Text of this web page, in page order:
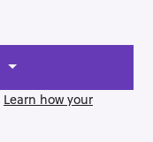
Learn how your